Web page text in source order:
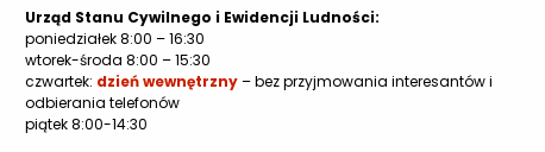
Urząd Stanu Cywilnego i Ewidencji Ludności:
poniedziałek 8:00 – 16:30
wtorek-środa 8:00 – 15:30
czwartek: dzień wewnętrzny– bez przyjmowania interesantów i
odbierania telefonów
piątek 8:00-14:30